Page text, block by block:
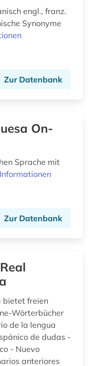
Synonyme
Zur Datenbank
On-
Sprache mit
Zur Datenbank
bietet freien
Wörterbücher
de la lengua
de dudas -
- Nuevo
anteriores